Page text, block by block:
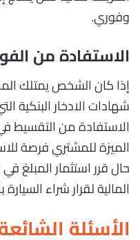
وفوري.
الاستفادة من
إذا كان الشخص يمتلك
شهادات الادخار البنكية
الاستفادة من
الميزة للمشتري فرصة
حال قرر استثمار المبلغ
المالية لقرار شراء
الأسئلة